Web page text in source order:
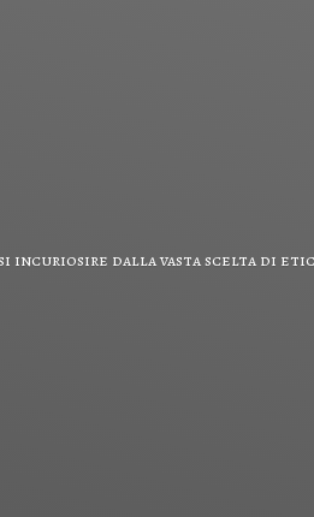
incuriosire dalla vasta scelta di